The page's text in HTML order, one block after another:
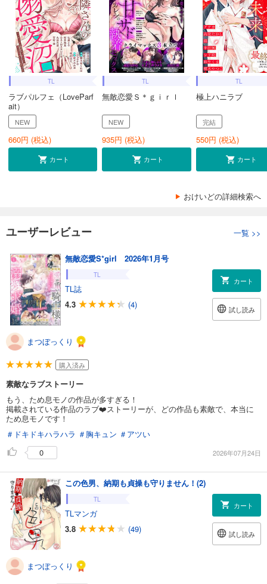
TL
ラブパルフェ（LoveParf
ait）
NEW
660円 (税込)
カート
TL
無敵恋愛Ｓ＊ｇｉｒｌ
NEW
935円 (税込)
カート
TL
極上ハニラブ
完結
550円 (税込)
カート
おけいどの詳細検索へ
ユーザーレビュー 一覧 >>
無敵恋愛S*girl 2026年1月号
TL
TL誌
4.3
(4)
カート
試し読み
まつぼっくり
購入済み
素敵なラブストーリー
もう、ため息モノの作品が多すぎる！
掲載されている作品のラブ❤️ストーリーが、どの作品も素敵で、本当に
ため息モノです！
＃ドキドキハラハラ ＃胸キュン ＃アツい
0
2026年07月24日
この色男、納期も貞操も守りません！(2)
TL
TLマンガ
3.8
(49)
カート
試し読み
まつぼっくり